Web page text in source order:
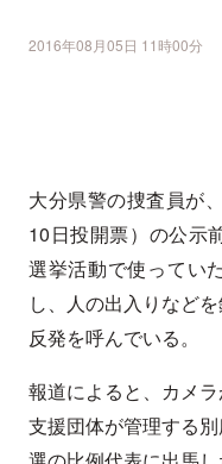
2016年08月05日 11時00分
大分県警の捜査員が
10日投開票）の公示
選挙活動で使ってい
し、人の出入りなど
反発を呼んでいる。
報道によると、カメ
支援団体が管理する